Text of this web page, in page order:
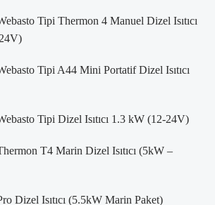
Tipi Thermon 4 Manuel Dizel Isıtıcı
Tipi A44 Mini Portatif Dizel Isıtıcı
Tipi Dizel Isıtıcı 1.3 kW (12-24V)
T4 Marin Dizel Isıtıcı (5kW –
Dizel Isıtıcı (5.5kW Marin Paket)